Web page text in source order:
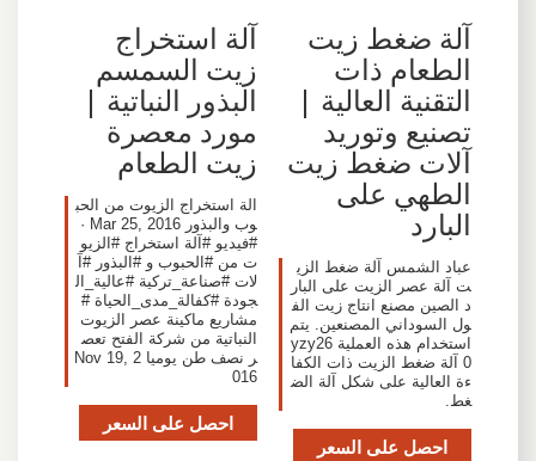
آلة ضغط زيت
الطعام ذات
التقنية العالية |
تصنيع وتوريد
آلات ضغط زيت
الطهي على
البارد
عباد الشمس آلة ضغط الزي
ت آلة عصر الزيت على البار
د الصين مصنع انتاج زيت الف
ول السوداني المصنعين. يتم
استخدام هذه العملية yzy26
0 آلة ضغط الزيت ذات الكفا
ءة العالية على شكل آلة الض
غط.
احصل على السعر
آلة استخراج
زيت السمسم
البذور النباتية |
مورد معصرة
زيت الطعام
الة استخراج الزيوت من الحب
وب والبذور Mar 25, 2016 ·
#فيديو #آلة استخراج #الزيو
ت من #الحبوب و #البذور #آ
لات #صناعة_تركية #عالية_ال
جودة #كفالة_مدى_الحياة #
مشاريع ماكينة عصر الزيوت
النباتية من شركة الفتح تعص
ر نصف طن يوميا Nov 19, 2
016
احصل على السعر